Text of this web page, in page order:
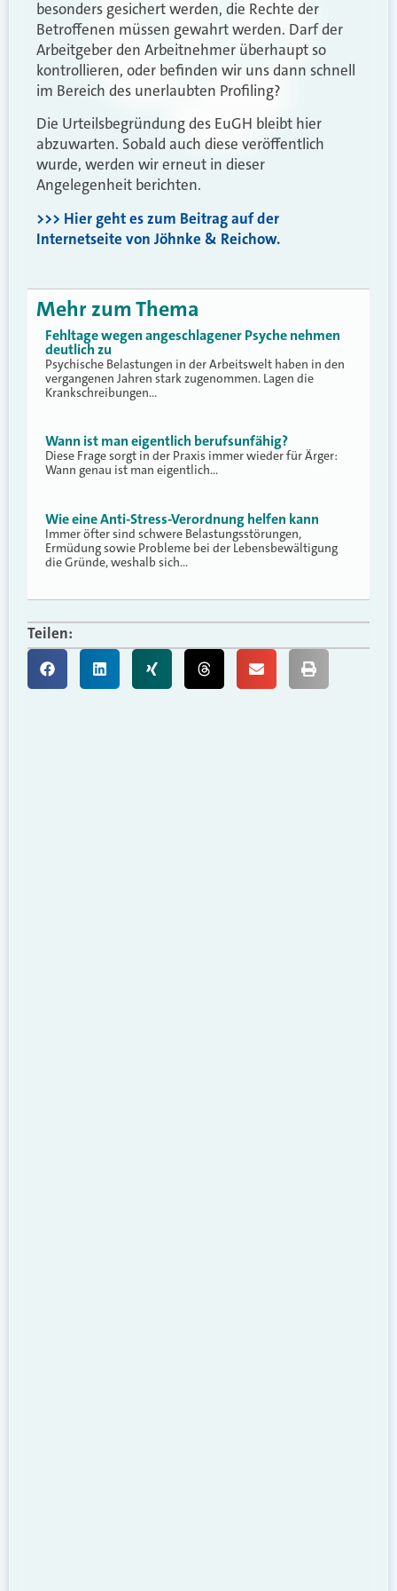
besonders gesichert werden, die Rechte der
Betroffenen müssen gewahrt werden. Darf der
Arbeitgeber den Arbeitnehmer überhaupt so
kontrollieren, oder befinden wir uns dann schnell
im Bereich des unerlaubten Profiling?
Die Urteilsbegründung des EuGH bleibt hier
abzuwarten. Sobald auch diese veröffentlich
wurde, werden wir erneut in dieser
Angelegenheit berichten.
>>> Hier geht es zum Beitrag auf der
Internetseite von Jöhnke & Reichow.
Mehr zum Thema
Fehltage wegen angeschlagener Psyche nehmen
deutlich zu
Psychische Belastungen in der Arbeitswelt haben in den
vergangenen Jahren stark zugenommen. Lagen die
Krankschreibungen…
Wann ist man eigentlich berufsunfähig?
Diese Frage sorgt in der Praxis immer wieder für Ärger:
Wann genau ist man eigentlich…
Wie eine Anti-Stress-Verordnung helfen kann
Immer öfter sind schwere Belastungsstörungen,
Ermüdung sowie Probleme bei der Lebensbewältigung
die Gründe, weshalb sich…
Teilen: